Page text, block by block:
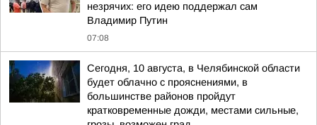
незрячих: его идею поддержал сам
Владимир Путин
07:08
Сегодня, 10 августа, в Челябинской области
будет облачно с прояснениями, в
большинстве районов пройдут
кратковременные дожди, местами сильные,